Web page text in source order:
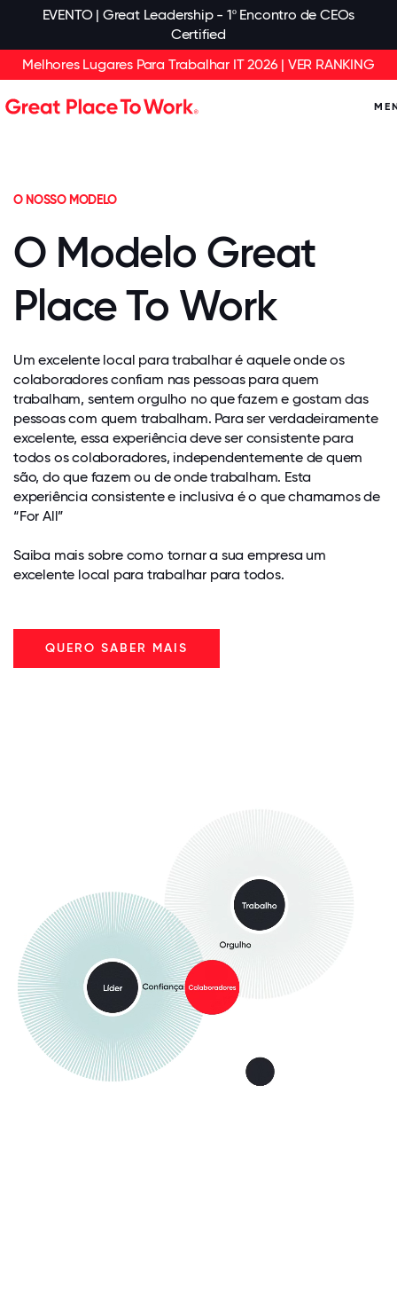
EVENTO | Great Leadership - 1º Encontro de CEOs
Certified
Melhores Lugares Para Trabalhar IT 2026 | VER RANKING
O NOSSO MODELO
O Modelo Great
Place To Work
Um excelente local para trabalhar é aquele onde os
colaboradores confiam nas pessoas para quem
trabalham, sentem orgulho no que fazem e gostam das
pessoas com quem trabalham. Para ser verdadeiramente
excelente, essa experiência deve ser consistente para
todos os colaboradores, independentemente de quem
são, do que fazem ou de onde trabalham. Esta
experiência consistente e inclusiva é o que chamamos de
“For All”
Saiba mais sobre como tornar a sua empresa um
excelente local para trabalhar para todos.
QUERO SABER MAIS